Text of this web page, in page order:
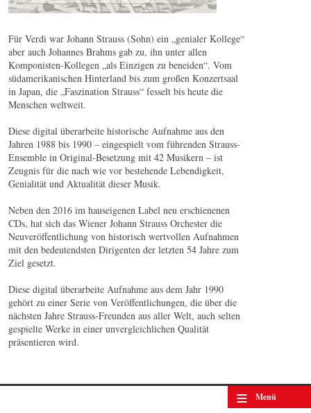
© by WJSO.at
Für Verdi war Johann Strauss (Sohn) ein „genialer Kollege“
aber auch Johannes Brahms gab zu, ihn unter allen
Komponisten-Kollegen „als Einzigen zu beneiden“. Vom
südamerikanischen Hinterland bis zum großen Konzertsaal
in Japan, die „Faszination Strauss“ fesselt bis heute die
Menschen weltweit.
Diese digital überarbeite historische Aufnahme aus den
Jahren 1988 bis 1990 – eingespielt vom führenden Strauss-
Ensemble in Original-Besetzung mit 42 Musikern – ist
Zeugnis für die nach wie vor bestehende Lebendigkeit,
Genialität und Aktualität dieser Musik.
Neben den 2016 im hauseigenen Label neu erschienenen
CDs, hat sich das Wiener Johann Strauss Orchester die
Neuveröffentlichung von historisch wertvollen Aufnahmen
mit den bedeutendsten Dirigenten der letzten 54 Jahre zum
Ziel gesetzt.
Diese digital überarbeite Aufnahme aus dem Jahr 1990
gehört zu einer Serie von Veröffentlichungen, die über die
nächsten Jahre Strauss-Freunden aus aller Welt, auch selten
gespielte Werke in einer unvergleichlichen Qualität
präsentieren wird.
≡ Menü